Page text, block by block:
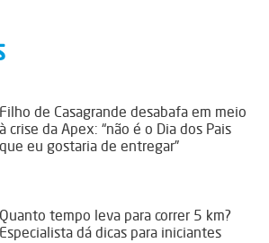
Filho de Casagrande desabafa em meio
à crise da Apex: “não é o Dia dos Pais
que eu gostaria de entregar”
Quanto tempo leva para correr 5 km?
Especialista dá dicas para iniciantes